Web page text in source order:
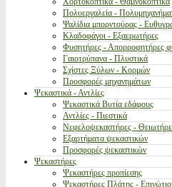
Πολυεργαλεία -
Ψαλίδια μπορντούρας -
Κλαδοφάγοι - Εξαερωτήρες
Φυσητήρες - Απορροφητήρες
Γαιοτρύπανα - Πλυστικά
Σχίστες Ξύλων - Κορμών
Προσφορές μηχανημάτων
Ψεκαστικά - Αντλίες
Ψεκαστικά Βυτία εδάφους
Αντλίες - Πιεστικά
Νεφελοψεκαστήρες -
Εξαρτήματα ψεκαστικών
Προσφορές ψεκαστικών
Ψεκαστήρες
Ψεκαστήρες προπίεσης
Ψεκαστήρες Πλάτης -